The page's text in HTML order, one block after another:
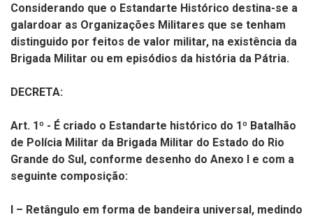
Considerando que o Estandarte Histórico destina-se a
galardoar as Organizações Militares que se tenham
distinguido por feitos de valor militar, na existência da
Brigada Militar ou em episódios da história da Pátria.
DECRETA:
Art. 1º - É criado o Estandarte histórico do 1º Batalhão
de Polícia Militar da Brigada Militar do Estado do Rio
Grande do Sul, conforme desenho do Anexo I e com a
seguinte composição:
I – Retângulo em forma de bandeira universal, medindo